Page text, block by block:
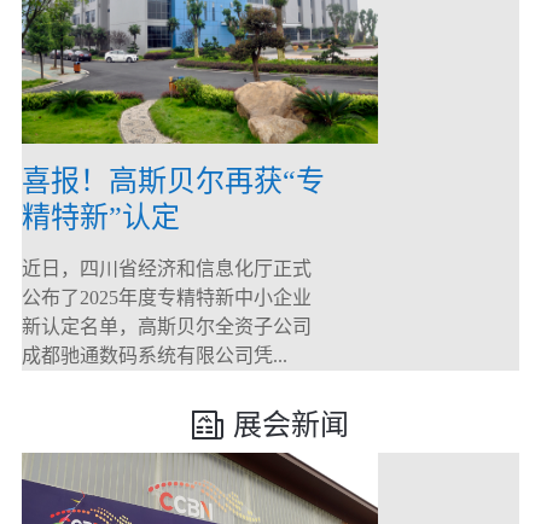
喜报！高斯贝尔再获“专
精特新”认定
近日，四川省经济和信息化厅正式
公布了2025年度专精特新中小企业
新认定名单，高斯贝尔全资子公司
成都驰通数码系统有限公司凭...
展会新闻